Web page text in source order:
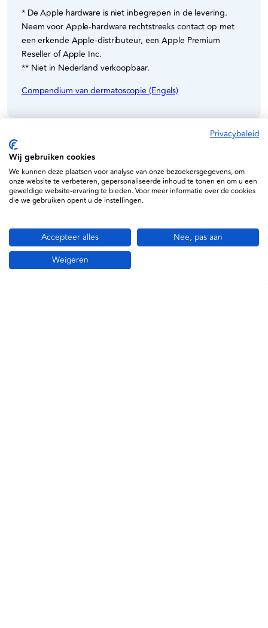
* De Apple hardware is niet inbegrepen in de levering.
Neem voor Apple-hardware rechtstreeks contact op met
een erkende Apple-distributeur, een Apple Premium
Reseller of Apple Inc.
** Niet in Nederland verkoopbaar.
Compendium van dermatoscopie (Engels)
Specificaties
HEINE
MDR Approved
Privacybeleid
Wij gebruiken cookies
We kunnen deze plaatsen voor analyse van onze bezoekersgegevens, om
onze website te verbeteren, gepersonaliseerde inhoud te tonen en om u een
geweldige website-ervaring te bieden. Voor meer informatie over de cookies
die we gebruiken opent u de instellingen.
Accepteer alles
Nee, pas aan
Weigeren